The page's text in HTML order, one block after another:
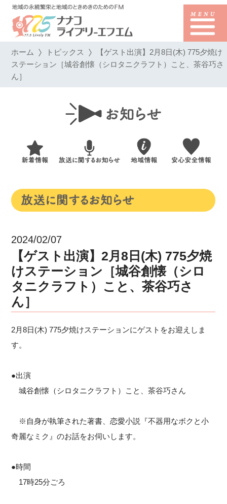
ホーム トピックス 【ゲスト出演】2月8日(木) 775夕焼け
ステーション［城谷創懐（シロタニクラフト）こと、茶谷巧さ
ん］
2024/02/07
【ゲスト出演】2月8日(木) 775夕焼
けステーション［城谷創懐（シロ
タニクラフト）こと、茶谷巧さ
ん］
2月8日(木) 775夕焼けステーションにゲストをお迎えしま
す。
●出演
城谷創懐（シロタニクラフト）こと、茶谷巧さん
※自身が執筆された著書、恋愛小説『不器用なボクと小
奇麗なミク』のお話をお伺いします。
●時間
17時25分ごろ